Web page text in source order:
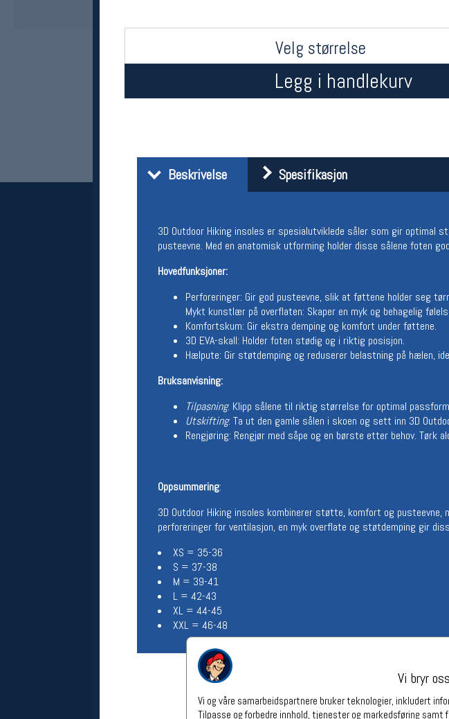
Velg størrelse
Legg i handlekurv
Beskrivelse Spesifikasjon
3D Outdoor Hiking insoles er spesialutviklede såler som gir
pusteevne. Med en anatomisk utforming holder disse sålene foten
Hovedfunksjoner:
Perforeringer: Gir god pusteevne, slik at føttene holder seg
Mykt kunstlær på overflaten: Skaper en myk og behagelig
Komfortskum: Gir ekstra demping og komfort under føttene.
3D EVA-skall: Holder foten stødig og i riktig posisjon.
Hælpute: Gir støtdemping og reduserer belastning på hælen,
Bruksanvisning:
Tilpasning: Klipp sålene til riktig størrelse for optimal
Utskifting: Ta ut den gamle sålen i skoen og sett inn 3D
Rengjøring: Rengjør med såpe og en børste etter behov.
Oppsummering:
3D Outdoor Hiking insoles kombinerer støtte, komfort og
perforeringer for ventilasjon, en myk overflate og støtdemping gir
XS = 35-36
S = 37-38
M = 39-41
L = 42-43
XL = 44-45
XXL = 46-48
Vi bryr
Vi og våre samarbeidspartnere bruker teknologier, inkludert
Tilpasse og forbedre innhold, tjenester og markedsføring
Her finner du oss
Torggata 20
Telefon: 23 32 62 00
(telefontid man-fredag klokken 10-13)
Vis i kart
Kontakt oss
Lørdag:
Åpningstider verkstedet
11-18
For å bestille time må du logge inn i
nederste blå linjen
Betingelser
Følg oss på